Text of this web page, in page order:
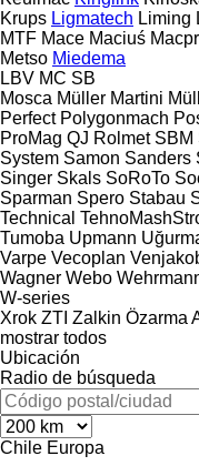
Krups Ligmatech Liming
MTF Mace Maciuś
Metso Miedema
LBV MC SB
Mosca Müller Martini
Perfect Polygonmach
ProMag QJ Rolmet SBM
System Samon Sanders
Singer Skals SoRoTo
Sparman Spero Stabau
Technical
Tumoba Upmann
Varpe Vecoplan
Wagner Webo
W-series
Xrok ZTI Zalkin Özarma
mostrar todos
Ubicación
Radio de búsqueda
Chile Europa